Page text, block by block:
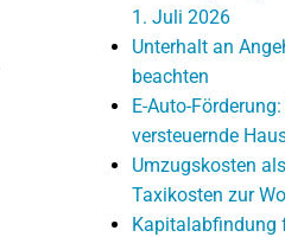
1. Juli 2026
Unterhalt an
beachten
E-Auto-
versteuernde
Umzugskosten
Taxikosten zur
Kapitalabfindung